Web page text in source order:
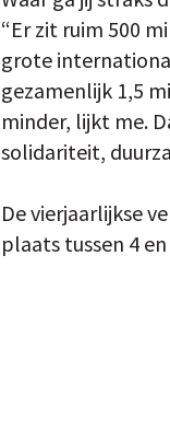
“Er zit ruim 500
grote
gezamenlijk 1,5
minder, lijkt me.
solidariteit,
De vierjaarlijkse
plaats tussen 4